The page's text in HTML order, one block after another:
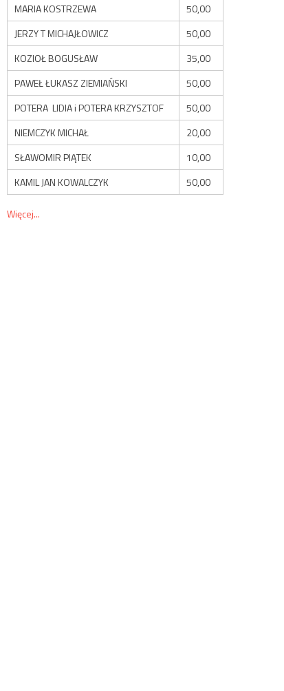
MARIA KOSTRZEWA
50,00
JERZY T MICHAJŁOWICZ
50,00
KOZIOŁ BOGUSŁAW
35,00
PAWEŁ ŁUKASZ ZIEMIAŃSKI
50,00
POTERA LIDIA i POTERA KRZYSZTOF
50,00
NIEMCZYK MICHAŁ
20,00
SŁAWOMIR PIĄTEK
10,00
KAMIL JAN KOWALCZYK
50,00
Więcej...